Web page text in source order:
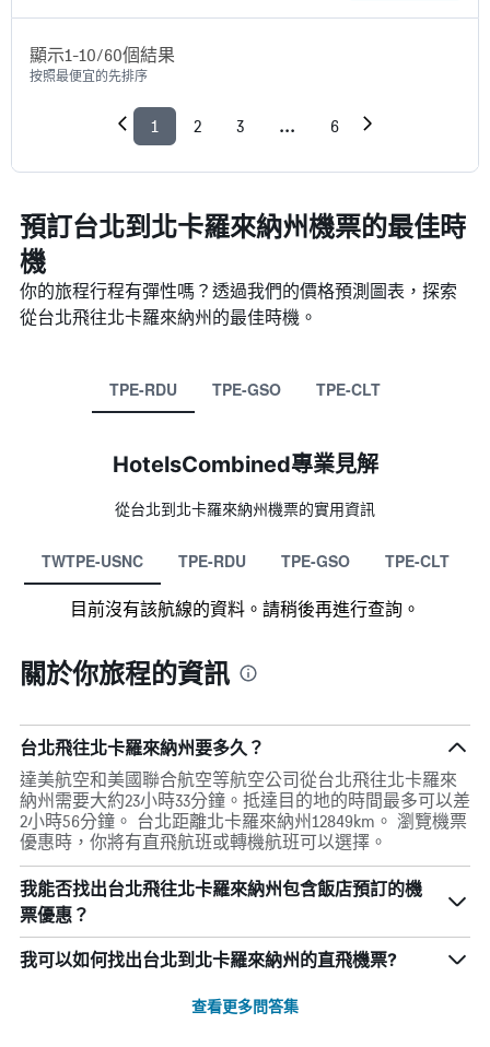
顯示1-10/60個結果
按照最便宜的先排序
1 2 3 ... 6
預訂台北到北卡羅來納州機票的最佳時
機
你的旅程行程有彈性嗎？透過我們的價格預測圖表，探索
從台北​飛往北卡羅來納州的最佳時機。
TPE-RDU TPE-GSO TPE-CLT
HotelsCombined專業見解
從台北​到北卡羅來納州​機票的實用資訊
TWTPE-USNC TPE-RDU TPE-GSO TPE-CLT
目前沒有該航線的資料。請稍後再進行查詢。
關於你旅程的資訊
台北飛往北卡羅來納州要多久？
達美航空和美國聯合航空等航空公司從台北飛往北卡羅來
納州需要大約23小時33分鐘。抵達目的地的時間最多可以差
2小時56分鐘。 台北距離北卡羅來納州12849km。 瀏覽機票
優惠時，你將有直飛航班或轉機航班可以選擇。
我能否找出台北飛往北卡羅來納州包含飯店預訂的機
票優惠？
我可以如何找出台北​到北卡羅來納州​的直飛機票?
查看更多問答集